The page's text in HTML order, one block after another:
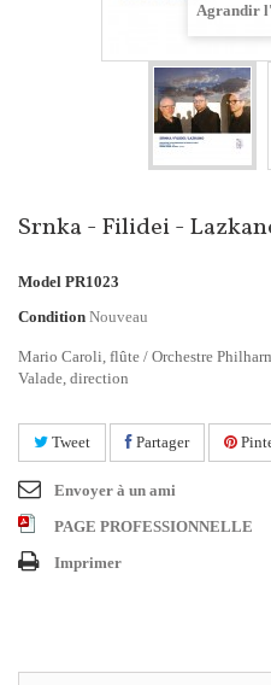
Agrandir
Srnka - Filidei -
Model PR1023
Condition Nouveau
Mario Caroli, flûte / Orchestre
Valade, direction
Tweet Partager
Envoyer à un ami
PAGE PROFESSIONNELLE
Imprimer